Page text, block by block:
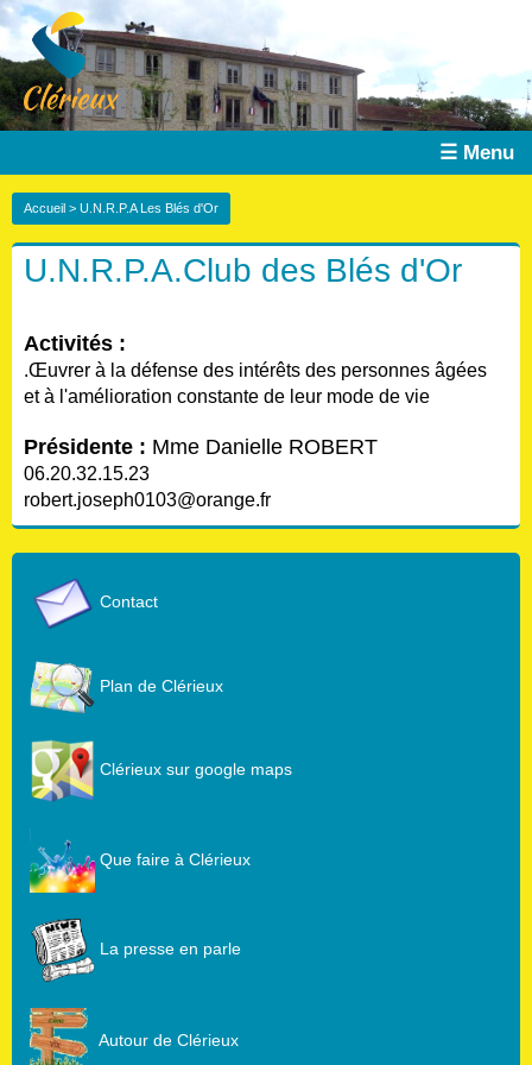
☰ Menu
Accueil > U.N.R.P.A Les Blés d'Or
U.N.R.P.A.Club des Blés d'Or
Activités :
.Œuvrer à la défense des intérêts des personnes âgées
et à l'amélioration constante de leur mode de vie
Présidente : Mme Danielle ROBERT
06.20.32.15.23
robert.joseph0103@orange.fr
Contact
Plan de Clérieux
Clérieux sur google maps
Que faire à Clérieux
La presse en parle
Autour de Clérieux